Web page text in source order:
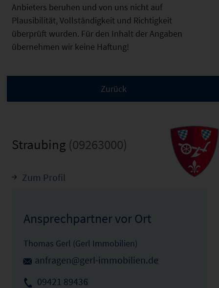
Anbieters beruhen und von uns nicht auf
Plausibilität, Vollständigkeit und Richtigkeit
überprüft wurden. Für den Inhalt der Angaben
übernehmen wir keine Haftung!
Straubing (09263000)
Zum Profil
Ansprechpartner vor Ort
Thomas Gerl (Gerl Immobilien)
anfragen@gerl-immobilien.de
09421 89436